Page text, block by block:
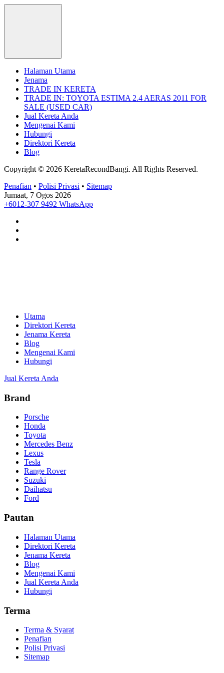
Halaman Utama
Jenama
TRADE IN KERETA
TRADE IN: TOYOTA ESTIMA 2.4 AERAS 2011 FOR
SALE (USED CAR)
Jual Kereta Anda
Mengenai Kami
Hubungi
Direktori Kereta
Blog
Copyright © 2026 KeretaRecondBangi. All Rights Reserved.
Penafian • Polisi Privasi • Sitemap
Jumaat, 7 Ogos 2026
+6012-307 9492 WhatsApp
Utama
Direktori Kereta
Jenama Kereta
Blog
Mengenai Kami
Hubungi
Jual Kereta Anda
Brand
Porsche
Honda
Toyota
Mercedes Benz
Lexus
Tesla
Range Rover
Suzuki
Daihatsu
Ford
Pautan
Halaman Utama
Direktori Kereta
Jenama Kereta
Blog
Mengenai Kami
Jual Kereta Anda
Hubungi
Terma
Terma & Syarat
Penafian
Polisi Privasi
Sitemap